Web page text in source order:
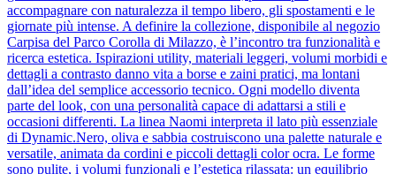
accompagnare con naturalezza il tempo libero, gli spostamenti e le
giornate più intense. A definire la collezione, disponibile al negozio
Carpisa del Parco Corolla di Milazzo, è l’incontro tra funzionalità e
ricerca estetica. Ispirazioni utility, materiali leggeri, volumi morbidi e
dettagli a contrasto danno vita a borse e zaini pratici, ma lontani
dall’idea del semplice accessorio tecnico. Ogni modello diventa
parte del look, con una personalità capace di adattarsi a stili e
occasioni differenti. La linea Naomi interpreta il lato più essenziale
di Dynamic.Nero, oliva e sabbia costruiscono una palette naturale e
versatile, animata da cordini e piccoli dettagli color ocra. Le forme
sono pulite, i volumi funzionali e l’estetica rilassata: un equilibrio